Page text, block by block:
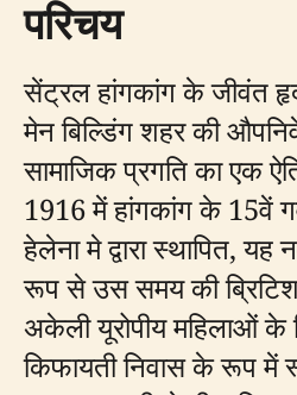
परिचय
सेंट्रल हांगकांग के जीवंत
मेन बिल्डिंग शहर की
सामाजिक प्रगति का एक
1916 में हांगकांग के 15वें
हेलेना मे द्वारा स्थापित,
रूप से उस समय की
अकेली यूरोपीय महिलाओं के
किफायती निवास के रूप में